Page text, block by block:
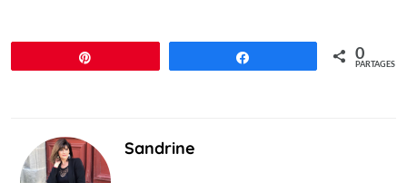
0
PARTAGES
Sandrine